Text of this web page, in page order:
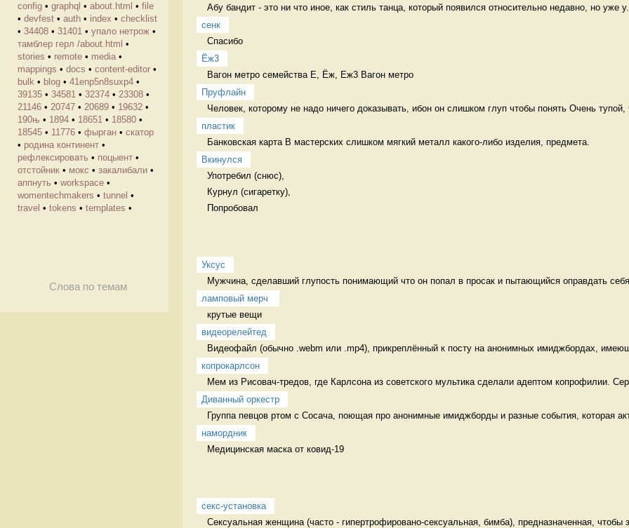
config • graphql • about.html • file
• devfest • auth • index • checklist
• 34408 • 31401 • упало нетрож •
тамблер герл /about.html •
stories • remote • media •
mappings • docs • content-editor •
bulk • blog • 41enp5n8suxp4 •
39135 • 34581 • 32374 • 23308 •
21146 • 20747 • 20689 • 19632 •
190њ • 1894 • 18651 • 18580 •
18545 • 11776 • фырган • скатор
• родина континент •
рефлексировать • поцыент •
отстойник • мокс • закалибали •
аппнуть • workspace •
womentechmakers • tunnel •
travel • tokens • templates •
Слова по темам
Абу бандит - это ни что иное, как стиль танца, который появился относительно недавно, но уже у...
сенк
Спасибо
Ёж3
Вагон метро семейства Е, Ёж, Еж3 Вагон метро
Пруфлайн
Человек, которому не надо ничего доказывать, ибон он слишком глуп чтобы понять Очень тупой,
пластик
Банковская карта В мастерских слишком мягкий металл какого-либо изделия, предмета.
Вкинулся
Употребил (снюс),
Курнул (сигаретку),
Попробовал
Уксус
Мужчина, сделавший глупость понимающий что он попал в просак и пытающийся оправдать
ламповый мерч
крутые вещи
видеорелейтед
Видеофайл (обычно .webm или .mp4), прикреплённый к посту на анонимных имиджбордах,
копрокарлсон
Мем из Рисовач-тредов, где Карлсона из советского мультика сделали адептом копрофилии.
Диванный оркестр
Группа певцов ртом с Сосача, поющая про анонимные имиджборды и разные события, которая
намордник
Медицинская маска от ковид-19
секс-установка
Сексуальная женщина (часто - гипертрофировано-сексуальная, бимба), предназначенная, чтобы